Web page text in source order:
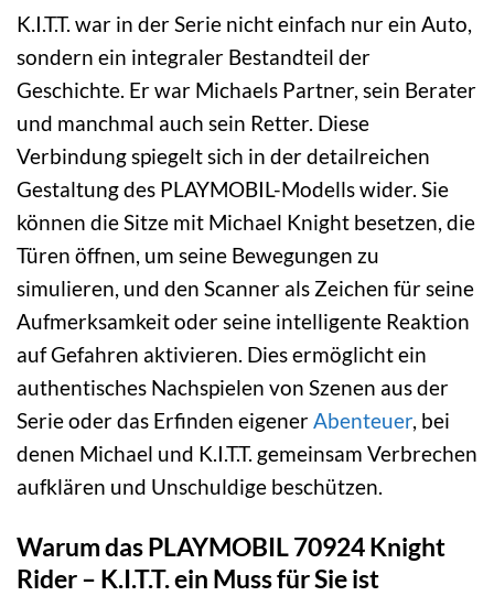
K.I.T.T. war in der Serie nicht einfach nur ein Auto,
sondern ein integraler Bestandteil der
Geschichte. Er war Michaels Partner, sein Berater
und manchmal auch sein Retter. Diese
Verbindung spiegelt sich in der detailreichen
Gestaltung des PLAYMOBIL-Modells wider. Sie
können die Sitze mit Michael Knight besetzen, die
Türen öffnen, um seine Bewegungen zu
simulieren, und den Scanner als Zeichen für seine
Aufmerksamkeit oder seine intelligente Reaktion
auf Gefahren aktivieren. Dies ermöglicht ein
authentisches Nachspielen von Szenen aus der
Serie oder das Erfinden eigenerAbenteuer, bei
denen Michael und K.I.T.T. gemeinsam Verbrechen
aufklären und Unschuldige beschützen.
Warum das PLAYMOBIL 70924 Knight
Rider – K.I.T.T. ein Muss für Sie ist